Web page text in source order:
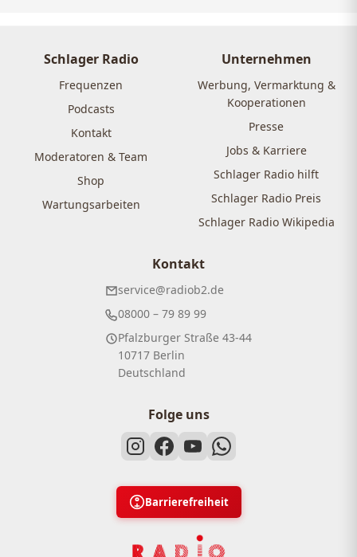
Schlager Radio
Frequenzen
Podcasts
Kontakt
Moderatoren & Team
Shop
Wartungsarbeiten
Unternehmen
Werbung, Vermarktung &
Kooperationen
Presse
Jobs & Karriere
Schlager Radio hilft
Schlager Radio Preis
Schlager Radio Wikipedia
Kontakt
service@radiob2.de
08000 – 79 89 99
Pfalzburger Straße 43-44
10717 Berlin
Deutschland
Folge uns
Barrierefreiheit